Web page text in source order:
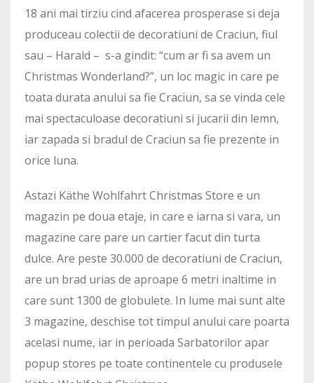
18 ani mai tirziu cind afacerea prosperase si deja
produceau colectii de decoratiuni de Craciun, fiul
sau – Harald – s-a gindit: “cum ar fi sa avem un
Christmas Wonderland?”, un loc magic in care pe
toata durata anului sa fie Craciun, sa se vinda cele
mai spectaculoase decoratiuni si jucarii din lemn,
iar zapada si bradul de Craciun sa fie prezente in
orice luna.
Astazi Käthe Wohlfahrt Christmas Store e un
magazin pe doua etaje, in care e iarna si vara, un
magazine care pare un cartier facut din turta
dulce. Are peste 30.000 de decoratiuni de Craciun,
are un brad urias de aproape 6 metri inaltime in
care sunt 1300 de globulete. In lume mai sunt alte
3 magazine, deschise tot timpul anului care poarta
acelasi nume, iar in perioada Sarbatorilor apar
popup stores pe toate continentele cu produsele